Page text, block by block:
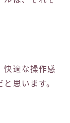
快適な操作感
思います。